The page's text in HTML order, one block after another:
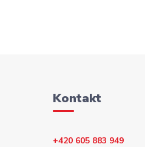
Kontakt
+420 605 883 949